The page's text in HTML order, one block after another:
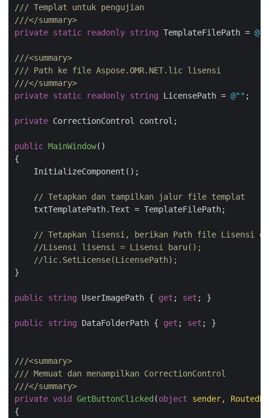
/// Templat untuk pengujian
///</summary>
private static readonly string TemplateFilePath =
///<summary>
/// Path ke file Aspose.OMR.NET.lic lisensi
///</summary>
private static readonly string LicensePath = @"" ;
private CorrectionControl control;
public MainWindow( )
{
    InitializeComponent();
// Tetapkan dan tampilkan jalur file templat
    txtTemplatePath.Text = TemplateFilePath;
// Tetapkan lisensi, berikan Path file Lisensi
//Lisensi lisensi = Lisensi baru();
//lic.SetLicense(LicensePath);
}
public string UserImagePath { get ; set ; }
public string DataFolderPath { get ; set ; }
///<summary>
/// Memuat dan menampilkan CorrectionControl
///</summary>
private void GetButtonClicked (object sender,
{